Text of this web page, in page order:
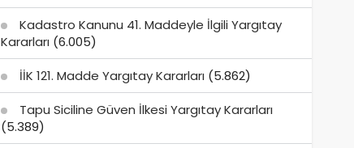
Kadastro Kanunu 41. Maddeyle İlgili Yargıtay
Kararları (6.005)
İİK 121. Madde Yargıtay Kararları (5.862)
Tapu Siciline Güven İlkesi Yargıtay Kararları
(5.389)